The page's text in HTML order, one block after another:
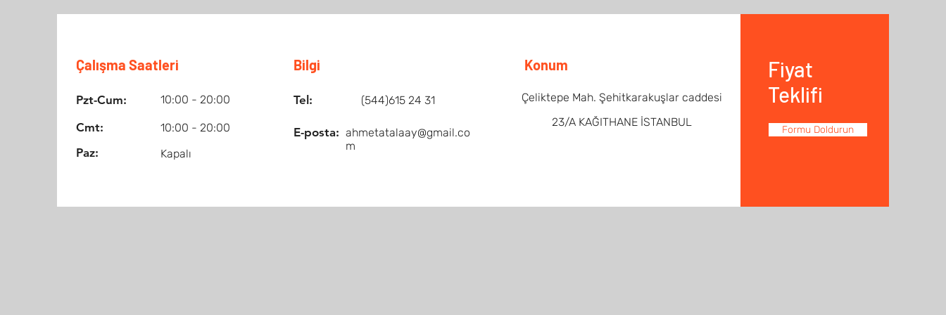
Çalışma Saatleri
Pzt-Cum: 10:00 - 20:00
Cmt: 10:00 - 20:00
Paz: Kapalı
Bilgi
Tel: (544)615 24 31
E-posta: ahmetatalaay@gmail.co
m
Konum
Çeliktepe Mah. Şehitkarakuşlar caddesi
23/A KAĞITHANE İSTANBUL
Fiyat
Teklifi
Formu Doldurun